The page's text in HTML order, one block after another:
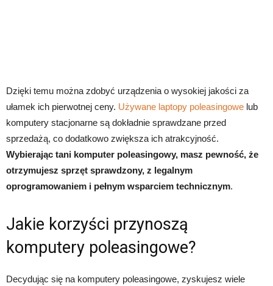
Dzięki temu można zdobyć urządzenia o wysokiej jakości za
ułamek ich pierwotnej ceny. Używane laptopy poleasingowe lub
komputery stacjonarne są dokładnie sprawdzane przed
sprzedażą, co dodatkowo zwiększa ich atrakcyjność.
Wybierając tani komputer poleasingowy, masz pewność, że
otrzymujesz sprzęt sprawdzony, z legalnym
oprogramowaniem i pełnym wsparciem technicznym.
Jakie korzyści przynoszą
komputery poleasingowe?
Decydując się na komputery poleasingowe, zyskujesz wiele